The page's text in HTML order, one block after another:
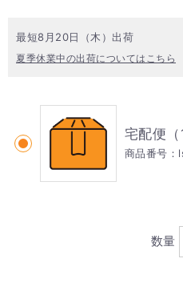
最短8月20日（木）出荷
夏季休業中の出荷についてはこちら
宅配便（
商品番号：
数量